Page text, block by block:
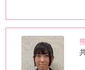
no
image